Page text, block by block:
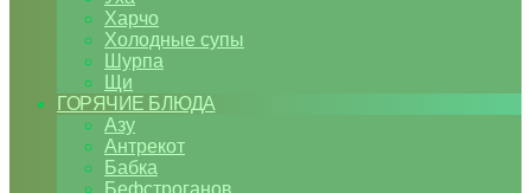
Харчо
Холодные супы
Шурпа
Щи
ГОРЯЧИЕ БЛЮДА
Азу
Антрекот
Бабка
Бефстроганов